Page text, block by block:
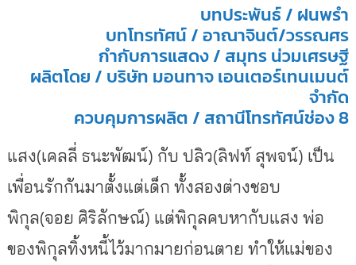
บทประพันธ์ / ฝนพรำ
บทโทรทัศน์ / อาณาจินต์/วรรณศร
กำกับการแสดง / สมุทร น่วมเศรษฐี
ผลิตโดย / บริษัท มอนทาจ เอนเตอร์เทนเมนต์
จำกัด
ควบคุมการผลิต / สถานีโทรทัศน์ช่อง 8
แสง(เคลลี่ ธนะพัฒน์) กับ ปลิว(ลิฟท์ สุพจน์) เป็น
เพื่อนรักกันมาตั้งแต่เด็ก ทั้งสองต่างชอบ
พิกุล(จอย ศิริลักษณ์) แต่พิกุลคบหากับแสง พ่อ
ของพิกุลทิ้งหนี้ไว้มากมายก่อนตาย ทำให้แม่ของ